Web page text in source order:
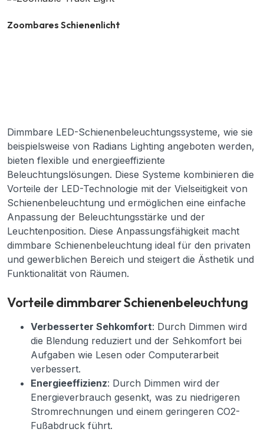
Zoombares Schienenlicht
Dimmbare LED-Schienenbeleuchtungssysteme, wie sie
beispielsweise von Radians Lighting angeboten werden,
bieten flexible und energieeffiziente
Beleuchtungslösungen. Diese Systeme kombinieren die
Vorteile der LED-Technologie mit der Vielseitigkeit von
Schienenbeleuchtung und ermöglichen eine einfache
Anpassung der Beleuchtungsstärke und der
Leuchtenposition. Diese Anpassungsfähigkeit macht
dimmbare Schienenbeleuchtung ideal für den privaten
und gewerblichen Bereich und steigert die Ästhetik und
Funktionalität von Räumen.
Vorteile dimmbarer Schienenbeleuchtung
Verbesserter Sehkomfort: Durch Dimmen wird
die Blendung reduziert und der Sehkomfort bei
Aufgaben wie Lesen oder Computerarbeit
verbessert.
Energieeffizienz: Durch Dimmen wird der
Energieverbrauch gesenkt, was zu niedrigeren
Stromrechnungen und einem geringeren CO2-
Fußabdruck führt.